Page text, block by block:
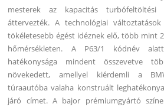
mesterek az kapacitás turbófeltöltési
áttervezték. A technológiai
tökéletesebb égést idéznek elő, több mint
hőmérsékleten. A P63/1 kódnév
hatékonysága mindent összevetve
növekedett, amellyel kiérdemli a
túraautóba valaha konstruált
járó címet. A bajor prémiumgyártó